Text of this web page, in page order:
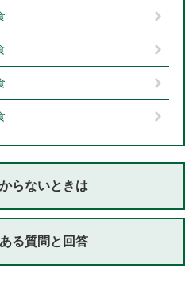
らないときは
る質問と回答